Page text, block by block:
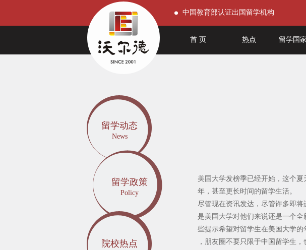
中国教育部认证出国留学机构
首 页 热点 留学国
留学动态
News
留学政策
Policy
院校热点
美国大学发榜季已经开始，这个
年，甚至更长时间的留学生活。
尽管现在资讯发达，尽管许多即
是美国大学对他们来说还是一个
些提示希望对留学生在美国大学的
，朋友圈不要只限于中国留学生